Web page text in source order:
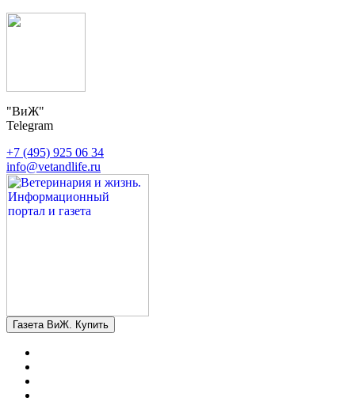
"ВиЖ"
Telegram
+7 (495) 925 06 34
info@vetandlife.ru
Газета ВиЖ. Купить